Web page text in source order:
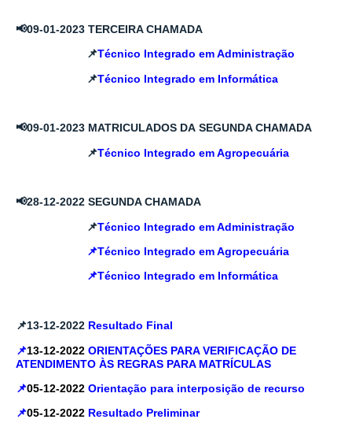
📢09-01-2023 TERCEIRA CHAMADA
📌Técnico Integrado em Administração
📌Técnico Integrado em Informática
📢09-01-2023 MATRICULADOS DA SEGUNDA CHAMADA
📌Técnico Integrado em Agropecuária
📢28-12-2022 SEGUNDA CHAMADA
📌Técnico Integrado em Administração
📌Técnico Integrado em Agropecuária
📌Técnico Integrado em Informática
📌13-12-2022 Resultado Final
📌13-12-2022 ORIENTAÇÕES PARA VERIFICAÇÃO DE
ATENDIMENTO ÀS REGRAS PARA MATRÍCULAS
📌05-12-2022 Orientação para interposição de recurso
📌05-12-2022 Resultado Preliminar